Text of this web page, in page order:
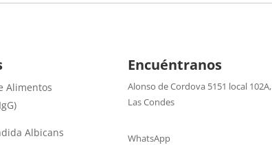
Alimentos
Albicans
Encuéntranos
Alonso de Cordova 5151 local 102A,
Las Condes
WhatsApp